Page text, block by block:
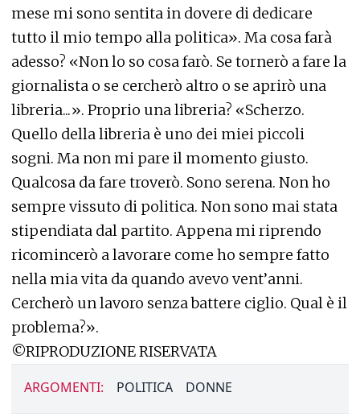
mese mi sono sentita in dovere di dedicare
tutto il mio tempo alla politica». Ma cosa farà
adesso? «Non lo so cosa farò. Se tornerò a fare la
giornalista o se cercherò altro o se aprirò una
libreria...». Proprio una libreria? «Scherzo.
Quello della libreria è uno dei miei piccoli
sogni. Ma non mi pare il momento giusto.
Qualcosa da fare troverò. Sono serena. Non ho
sempre vissuto di politica. Non sono mai stata
stipendiata dal partito. Appena mi riprendo
ricomincerò a lavorare come ho sempre fatto
nella mia vita da quando avevo vent’anni.
Cercherò un lavoro senza battere ciglio. Qual è il
problema?».
©RIPRODUZIONE RISERVATA
ARGOMENTI: POLITICA DONNE